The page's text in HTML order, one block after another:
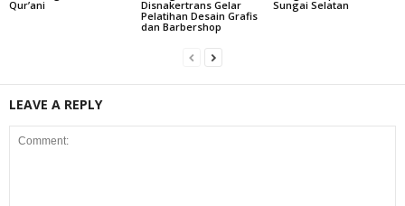
Qur’ani
Disnakertrans Gelar
Pelatihan Desain Grafis
dan Barbershop
Sungai Selatan
LEAVE A REPLY